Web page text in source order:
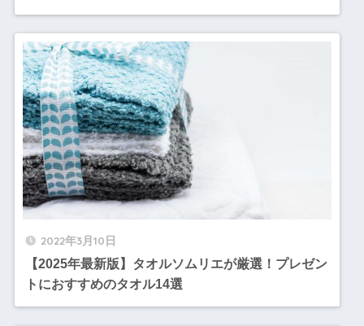
2022年3月10日
【2025年最新版】タオルソムリエが厳選！プレゼン
トにおすすめのタオル14選